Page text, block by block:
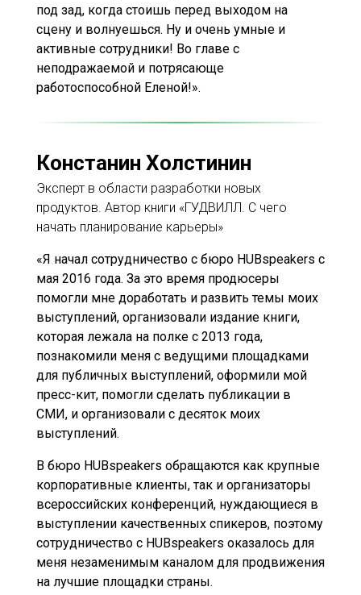
под зад, когда стоишь перед выходом на
сцену и волнуешься. Ну и очень умные и
активные сотрудники! Во главе с
неподражаемой и потрясающе
работоспособной Еленой!».
Констанин Холстинин
Эксперт в области разработки новых
продуктов. Автор книги «ГУДВИЛЛ. С чего
начать планирование карьеры»
«Я начал сотрудничество с бюро HUBspeakers с
мая 2016 года. За это время продюсеры
помогли мне доработать и развить темы моих
выступлений, организовали издание книги,
которая лежала на полке с 2013 года,
познакомили меня с ведущими площадками
для публичных выступлений, оформили мой
пресс-кит, помогли сделать публикации в
СМИ, и организовали с десяток моих
выступлений.
В бюро HUBspeakers обращаются как крупные
корпоративные клиенты, так и организаторы
всероссийских конференций, нуждающиеся в
выступлении качественных спикеров, поэтому
сотрудничество с HUBspeakers оказалось для
меня незаменимым каналом для продвижения
на лучшие площадки страны.